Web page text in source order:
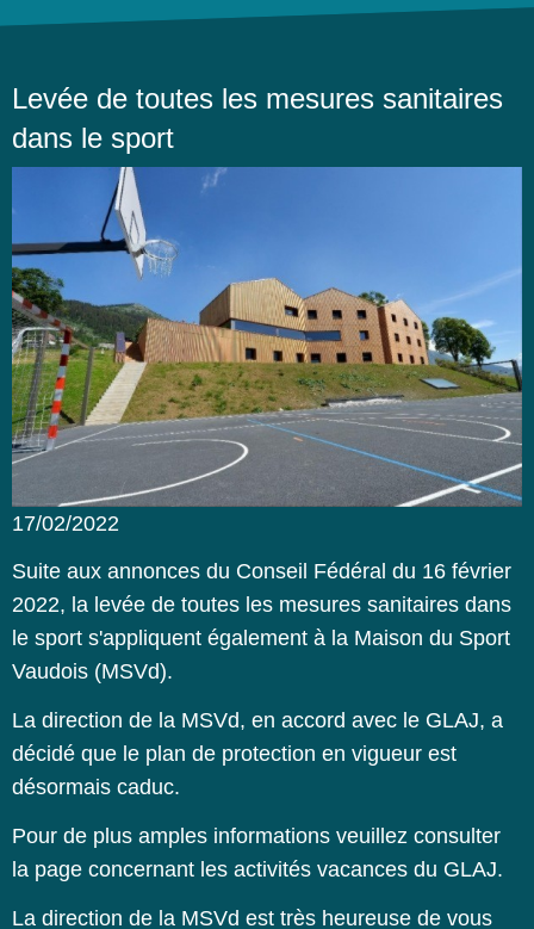
Levée de toutes les mesures sanitaires
dans le sport
17/02/2022
Suite aux annonces du Conseil Fédéral du 16 février
2022, la levée de toutes les mesures sanitaires dans
le sport s'appliquent également à la Maison du Sport
Vaudois (MSVd).
La direction de la MSVd, en accord avec le GLAJ, a
décidé que le plan de protection en vigueur est
désormais caduc.
Pour de plus amples informations veuillez consulter
la page concernant les activités vacances du GLAJ.
La direction de la MSVd est très heureuse de vous